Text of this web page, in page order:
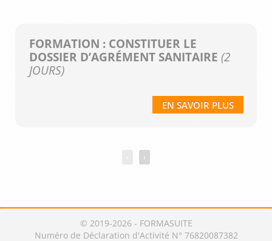
FORMATION : CONSTITUER LE
DOSSIER D’AGRÉMENT SANITAIRE (2
JOURS)
EN SAVOIR PLUS
›
© 2019-2026 - FORMASUITE
Numéro de Déclaration d'Activité N° 76820087382